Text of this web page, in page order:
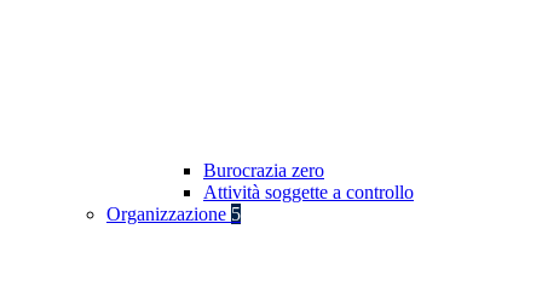
Burocrazia zero
Attività soggette a controllo
Organizzazione 5